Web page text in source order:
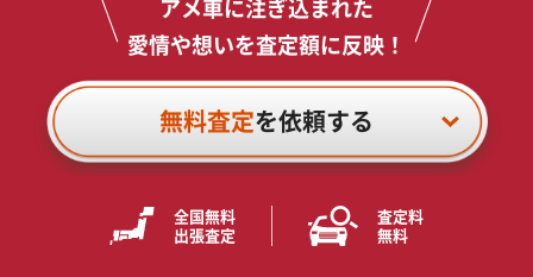
アメ車に注ぎ込まれた
愛情や想いを査定額に反映！
無料査定を依頼する
全国無料
出張査定
査定料
無料